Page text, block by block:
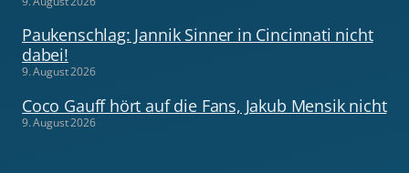
Paukenschlag: Jannik Sinner in Cincinnati nicht
dabei!
9. August 2026
Coco Gauff hört auf die Fans, Jakub Mensik nicht
9. August 2026